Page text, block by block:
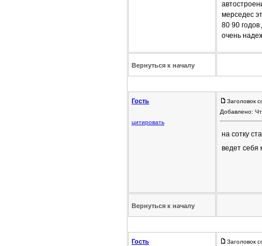
мерседес
80 90
очень
Вернуться к началу
Гость
цитировать
Заголовок
Добавлено:
на сотку
ведет себя
Вернуться к началу
Гость
Заголовок